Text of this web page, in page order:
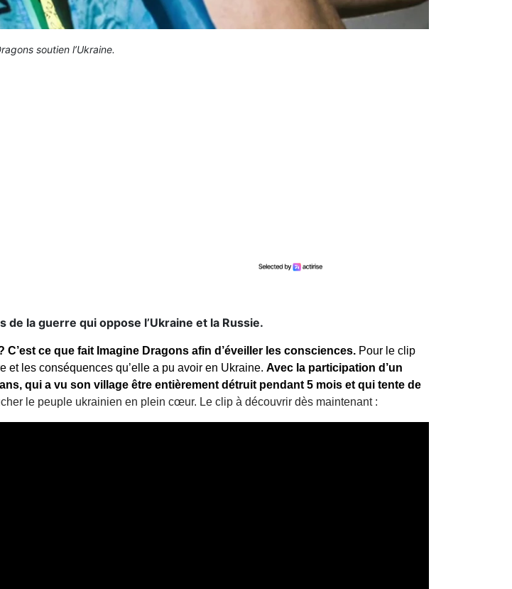
soutien l’Ukraine.
la guerre qui oppose l’Ukraine et la Russie.
ce que fait Imagine Dragons afin d’éveiller les consciences. Pour le clip
et les conséquences qu’elle a pu avoir en Ukraine. Avec la participation d’un
qui a vu son village être entièrement détruit pendant 5 mois et qui tente de
le peuple ukrainien en plein cœur. Le clip à découvrir dès maintenant :